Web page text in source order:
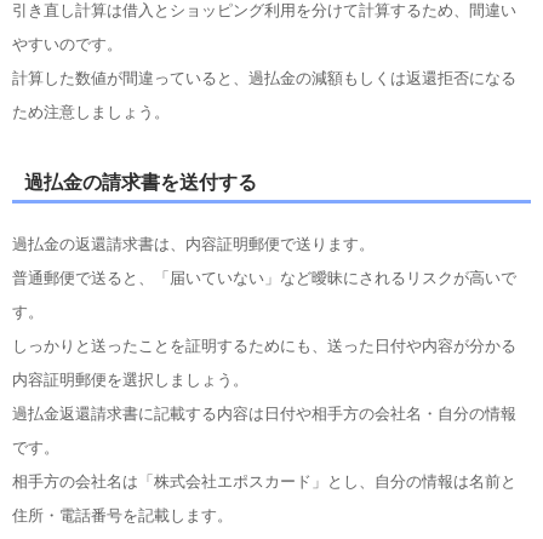
引き直し計算は借入とショッピング利用を分けて計算するため、間違い
やすいのです。
計算した数値が間違っていると、過払金の減額もしくは返還拒否になる
ため注意しましょう。
過払金の請求書を送付する
過払金の返還請求書は、内容証明郵便で送ります。
普通郵便で送ると、「届いていない」など曖昧にされるリスクが高いで
す。
しっかりと送ったことを証明するためにも、送った日付や内容が分かる
内容証明郵便を選択しましょう。
過払金返還請求書に記載する内容は日付や相手方の会社名・自分の情報
です。
相手方の会社名は「株式会社エポスカード」とし、自分の情報は名前と
住所・電話番号を記載します。